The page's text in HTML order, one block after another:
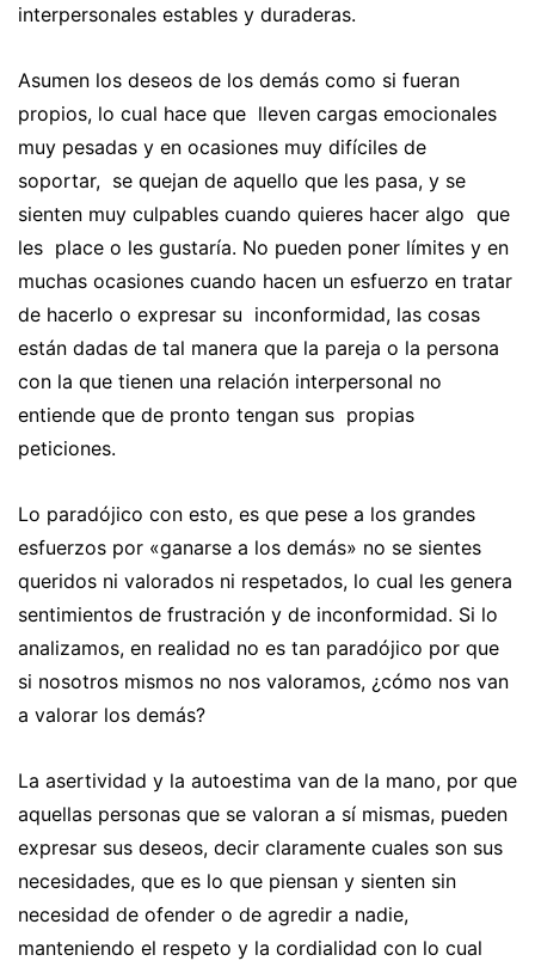
interpersonales estables y duraderas.
Asumen los deseos de los demás como si fueran
propios, lo cual hace que lleven cargas emocionales
muy pesadas y en ocasiones muy difíciles de
soportar, se quejan de aquello que les pasa, y se
sienten muy culpables cuando quieres hacer algo que
les place o les gustaría. No pueden poner límites y en
muchas ocasiones cuando hacen un esfuerzo en tratar
de hacerlo o expresar su inconformidad, las cosas
están dadas de tal manera que la pareja o la persona
con la que tienen una relación interpersonal no
entiende que de pronto tengan sus propias
peticiones.
Lo paradójico con esto, es que pese a los grandes
esfuerzos por «ganarse a los demás» no se sientes
queridos ni valorados ni respetados, lo cual les genera
sentimientos de frustración y de inconformidad. Si lo
analizamos, en realidad no es tan paradójico por que
si nosotros mismos no nos valoramos, ¿cómo nos van
a valorar los demás?
La asertividad y la autoestima van de la mano, por que
aquellas personas que se valoran a sí mismas, pueden
expresar sus deseos, decir claramente cuales son sus
necesidades, que es lo que piensan y sienten sin
necesidad de ofender o de agredir a nadie,
manteniendo el respeto y la cordialidad con lo cual